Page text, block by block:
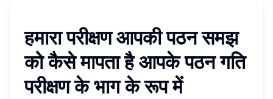
हमारा परीक्षण आपकी पठन समझ
को कैसे मापता हैआपके पठन गति
परीक्षण के भाग के रूप में